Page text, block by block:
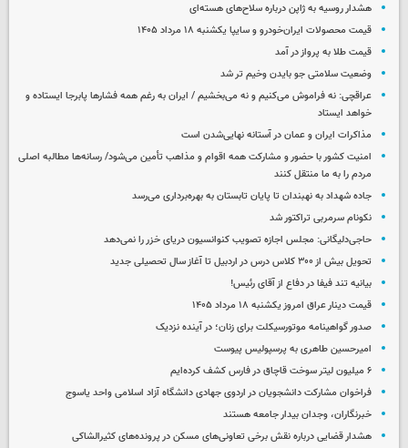
هشدار روسیه به ژاپن درباره سلاح‌های هسته‌ای
قیمت محصولات ایران‌خودرو و سایپا یکشنبه ۱۸ مرداد ۱۴۰۵
قیمت طلا به پرواز در آمد
وضعیت سلامتی جو بایدن وخیم تر شد
عراقچی: نه فراموش می‌کنیم و نه می‌بخشیم / ایران به رغم همه فشارها پابرجا ایستاده و
خواهد ایستاد
مذاکرات ایران و عمان در آستانه نهایی‌شدن است
امنیت کشور با حضور و مشارکت همه اقوام و مذاهب تأمین می‌شود/ رسانه‌ها مطالبه اصلی
مردم را به ما منتقل کنند
جاده شهداد به نهبندان تا پایان تابستان به بهره‌برداری می‌رسد
نکونام سرمربی تراکتور شد
حاجی‌دلیگانی: مجلس اجازه تصویب کنوانسیون دریای خزر را نمی‌دهد
تحویل بیش از ۳۰۰ کلاس درس در اردبیل تا آغاز سال تحصیلی جدید
بیانیه تند فیفا در دفاع از آقای رئیس!
قیمت دینار عراق امروز یکشنبه ۱۸ مرداد ۱۴۰۵
صدور گواهینامه موتورسیکلت برای زنان؛ در آینده نزدیک
امیرحسین طاهری به پرسپولیس پیوست
۶ میلیون لیتر سوخت قاچاق در فارس کشف کرده‌ایم
فراخوان مشارکت دانشجویان در اردوی جهادی دانشگاه آزاد اسلامی واحد یاسوج
خبرنگاران، وجدان بیدار جامعه هستند
هشدار قضایی درباره نقش برخی تعاونی‌های مسکن در پرونده‌های کثیرالشاکی